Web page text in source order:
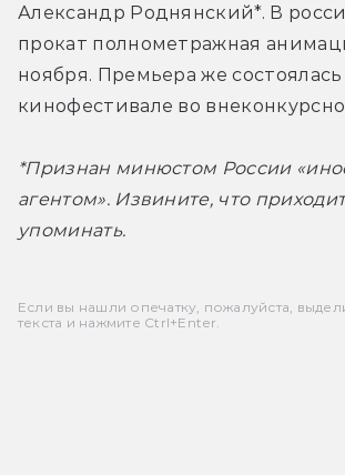
Александр Роднянский*. В
прокат полнометражная
ноября. Премьера же
кинофестивале во
*Признан минюстом России
агентом». Извините, что
упоминать.
Если вы нашли опечатку, пожалуйста,
текста и нажмите Ctrl+Enter.